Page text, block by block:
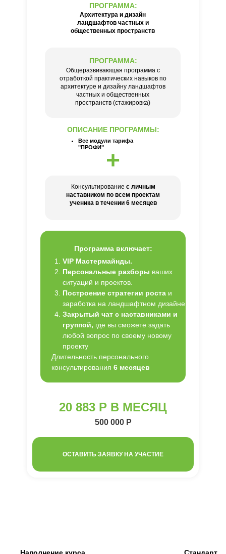
Все модули тарифа
"ПРОФИ"
ОПИСАНИЕ ПРОГРАММЫ:
+
Консультирование с личным
наставником по всем проектам
ученика в течении 6 месяцев
20 883 Р В МЕСЯЦ
Общеразвивающая программа с
отработкой практических навыков по
архитектуре и дизайну ландшафтов
частных и общественных
пространств (стажировка)
Архитектура и дизайн
ландшафтов частных и
общественных пространств
ПРОГРАММА:
ПРОГРАММА:
Программа включает:
VIP Мастермайнды.
Персональные разборы ваших
ситуаций и проектов.
Построение стратегии роста и
заработка на ландшафтном дизайне
Закрытый чат с наставниками и
группой, где вы сможете задать
любой вопрос по своему новому
проекту
Длительность персонального
консультирования 6 месяцев
500 000 Р
ОСТАВИТЬ ЗАЯВКУ НА УЧАСТИЕ